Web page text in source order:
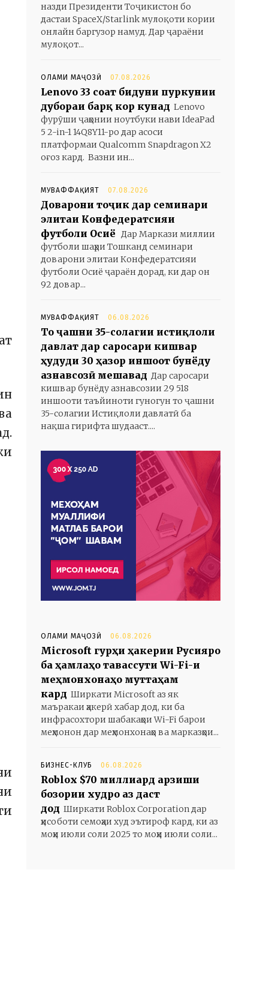
назди Президенти Тоҷикистон бо
дастаи SpaceX/Starlink мулоқоти кории
онлайн баргузор намуд. Дар ҷараёни
мулоқот...
ОЛАМИ МАҶОЗӢ 07.08.2026
Lenovo 33 соат бидуни пуркунии
дубораи барқ кор кунад Lenovo
фурӯши ҷаҳонии ноутбуки нави IdeaPad
5 2-in-1 14Q8Y11-ро дар асоси
платформаи Qualcomm Snapdragon X2
оғоз кард. Вазни ин...
МУВАФФАҚИЯТ 07.08.2026
Доварони тоҷик дар семинари
элитаи Конфедератсияи
футболи Осиё Дар Маркази миллии
футболи шаҳри Тошканд семинари
доварони элитаи Конфедератсияи
футболи Осиё ҷараён дорад, ки дар он
92 довар...
МУВАФФАҚИЯТ 06.08.2026
То ҷашни 35-солагии истиқлоли
давлат дар саросари кишвар
ҳудуди 30 ҳазор иншоот бунёду
азнавсозӣ мешавад Дар саросари
кишвар бунёду азнавсозии 29 518
иншооти таъйиноти гуногун то ҷашни
35-солагии Истиқлоли давлатӣ ба
нақша гирифта шудааст....
ОЛАМИ МАҶОЗӢ 06.08.2026
Microsoft гурӯҳи ҳакерии Русияро
ба ҳамлаҳо тавассути Wi-Fi-и
меҳмонхонаҳо муттаҳам
кард Ширкати Microsoft аз як
маъракаи ҳакерӣ хабар дод, ки ба
инфрасохтори шабакаҳои Wi-Fi барои
меҳмонон дар меҳмонхонаҳо ва марказҳои...
БИЗНЕС-КЛУБ 06.08.2026
Roblox $70 миллиард арзиши
бозории худро аз даст
дод Ширкати Roblox Corporation дар
ҳисоботи семоҳаи худ эътироф кард, ки аз
моҳи июли соли 2025 то моҳи июли соли...